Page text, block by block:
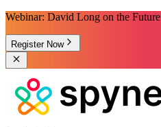
Webinar: David Long on the
Register Now